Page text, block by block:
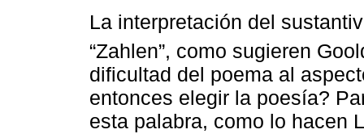
La interpretación del
“Zahlen”, como sugieren
dificultad del poema al
entonces elegir la poesía?
esta palabra, como lo hacen